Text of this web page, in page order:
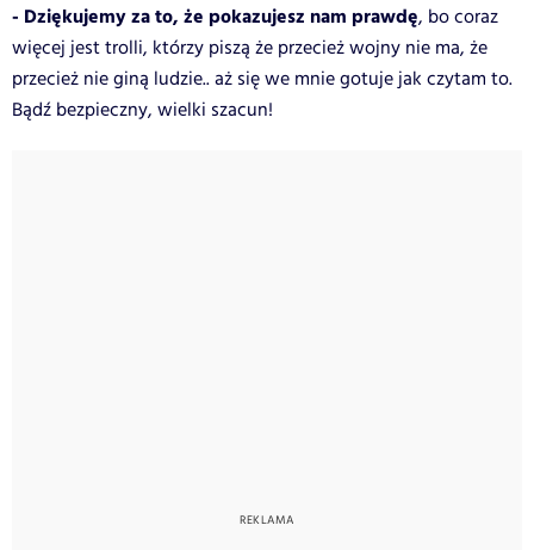
- Dziękujemy za to, że pokazujesz nam prawdę, bo coraz
więcej jest trolli, którzy piszą że przecież wojny nie ma, że
przecież nie giną ludzie.. aż się we mnie gotuje jak czytam to.
Bądź bezpieczny, wielki szacun!